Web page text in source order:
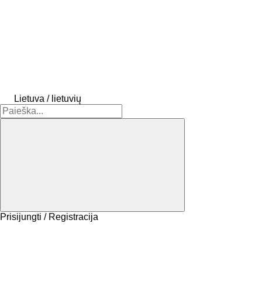
Lietuva / lietuvių
Prisijungti / Registracija